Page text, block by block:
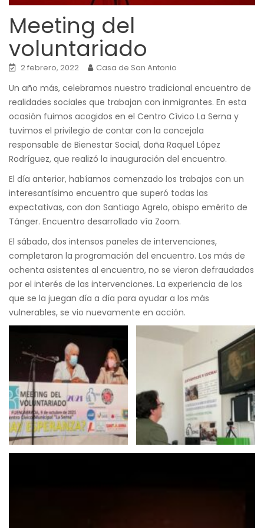
Meeting del
voluntariado
2 febrero, 2022 Casa de San Antonio
Un año más, celebramos nuestro tradicional encuentro de
realidades sociales que trabajan con inmigrantes. En esta
ocasión fuimos acogidos en el Centro Cívico La Serna y
tuvimos el privilegio de contar con la concejala
responsable de Bienestar Social, doña Raquel López
Rodríguez, que realizó la inauguración del encuentro.
El día anterior, habíamos comenzado los trabajos con un
interesantísimo encuentro que superó todas las
expectativas, con don Santiago Agrelo, obispo emérito de
Tánger. Encuentro desarrollado vía Zoom.
El sábado, dos intensos paneles de intervenciones,
completaron la programación del encuentro. Los más de
ochenta asistentes al encuentro, no se vieron defraudados
por el interés de las intervenciones. La experiencia de los
que se la juegan día a día para ayudar a los más
vulnerables, se vio nuevamente en acción.